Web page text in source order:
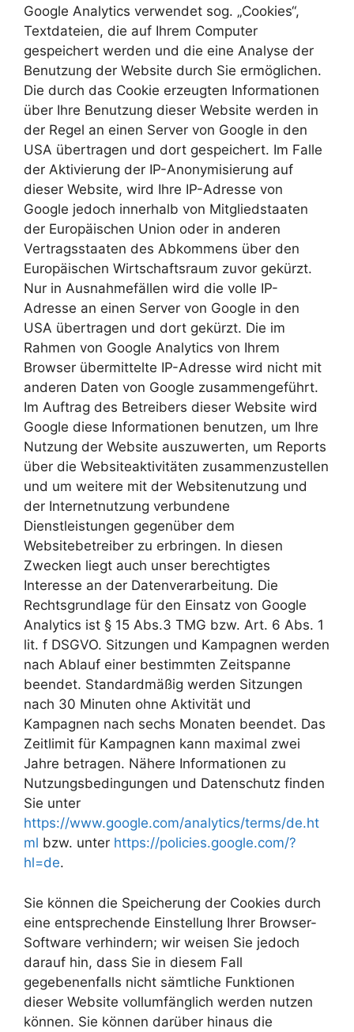
Google Analytics verwendet sog. „Cookies“,
Textdateien, die auf Ihrem Computer
gespeichert werden und die eine Analyse der
Benutzung der Website durch Sie ermöglichen.
Die durch das Cookie erzeugten Informationen
über Ihre Benutzung dieser Website werden in
der Regel an einen Server von Google in den
USA übertragen und dort gespeichert. Im Falle
der Aktivierung der IP-Anonymisierung auf
dieser Website, wird Ihre IP-Adresse von
Google jedoch innerhalb von Mitgliedstaaten
der Europäischen Union oder in anderen
Vertragsstaaten des Abkommens über den
Europäischen Wirtschaftsraum zuvor gekürzt.
Nur in Ausnahmefällen wird die volle IP-
Adresse an einen Server von Google in den
USA übertragen und dort gekürzt. Die im
Rahmen von Google Analytics von Ihrem
Browser übermittelte IP-Adresse wird nicht mit
anderen Daten von Google zusammengeführt.
Im Auftrag des Betreibers dieser Website wird
Google diese Informationen benutzen, um Ihre
Nutzung der Website auszuwerten, um Reports
über die Websiteaktivitäten zusammenzustellen
und um weitere mit der Websitenutzung und
der Internetnutzung verbundene
Dienstleistungen gegenüber dem
Websitebetreiber zu erbringen. In diesen
Zwecken liegt auch unser berechtigtes
Interesse an der Datenverarbeitung. Die
Rechtsgrundlage für den Einsatz von Google
Analytics ist § 15 Abs.3 TMG bzw. Art. 6 Abs. 1
lit. f DSGVO. Sitzungen und Kampagnen werden
nach Ablauf einer bestimmten Zeitspanne
beendet. Standardmäßig werden Sitzungen
nach 30 Minuten ohne Aktivität und
Kampagnen nach sechs Monaten beendet. Das
Zeitlimit für Kampagnen kann maximal zwei
Jahre betragen. Nähere Informationen zu
Nutzungsbedingungen und Datenschutz finden
Sie unter
https://www.google.com/analytics/terms/de.ht
ml bzw. unter https://policies.google.com/?
hl=de.
Sie können die Speicherung der Cookies durch
eine entsprechende Einstellung Ihrer Browser-
Software verhindern; wir weisen Sie jedoch
darauf hin, dass Sie in diesem Fall
gegebenenfalls nicht sämtliche Funktionen
dieser Website vollumfänglich werden nutzen
können. Sie können darüber hinaus die